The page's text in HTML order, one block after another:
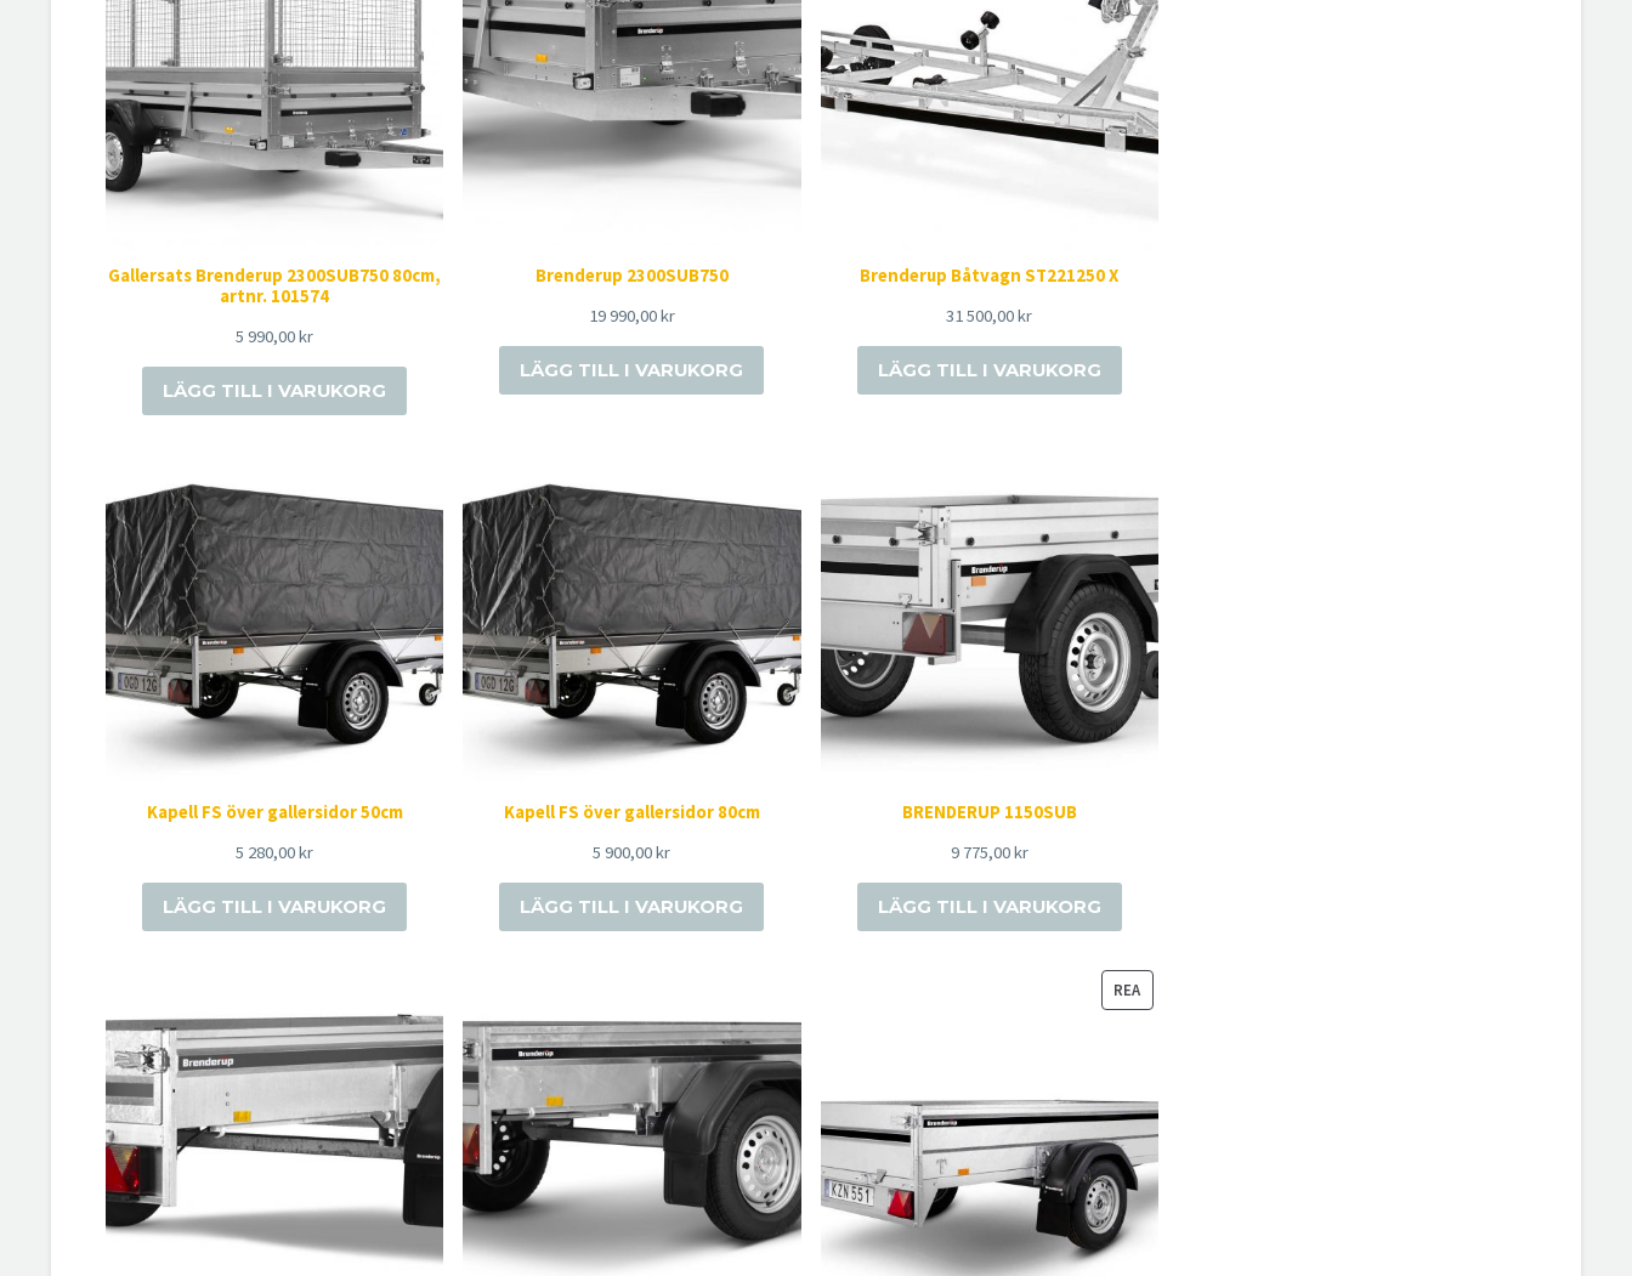
Gallersats Brenderup 2300SUB750 80cm,
artnr. 101574
5 990,00kr
LÄGG TILL I VARUKORG
Brenderup 2300SUB750
19 990,00kr
LÄGG TILL I VARUKORG
Brenderup Båtvagn ST221250 X
31 500,00kr
LÄGG TILL I VARUKORG
Kapell FS över gallersidor 50cm
5 280,00kr
LÄGG TILL I VARUKORG
Kapell FS över gallersidor 80cm
5 900,00kr
LÄGG TILL I VARUKORG
BRENDERUP 1150SUB
9 775,00kr
LÄGG TILL I VARUKORG
REAPRODUKTER